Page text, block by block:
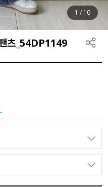
1 / 10
츠_54DP1149